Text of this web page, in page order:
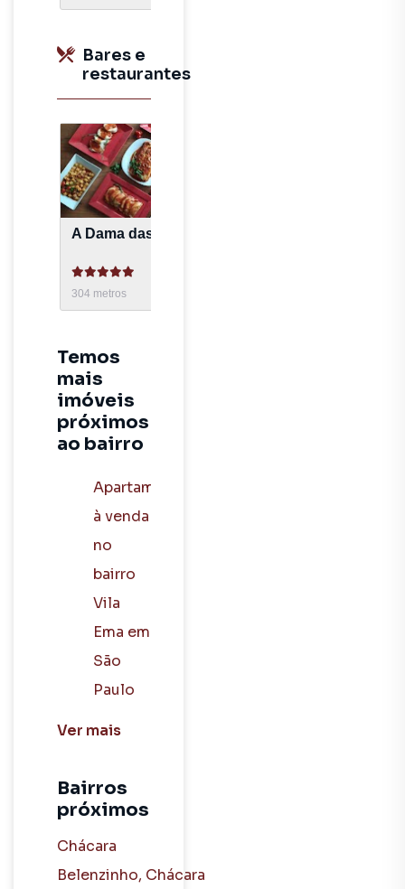
Bares e
restaurantes
A Dama das Massas
304 metros
Temos
mais
imóveis
próximos
ao bairro
Apartamento
à venda
no
bairro
Vila
Ema em
São
Paulo
Imóveis
à venda
no
Ver mais
Bairros
próximos
Chácara
Belenzinho, Chácara